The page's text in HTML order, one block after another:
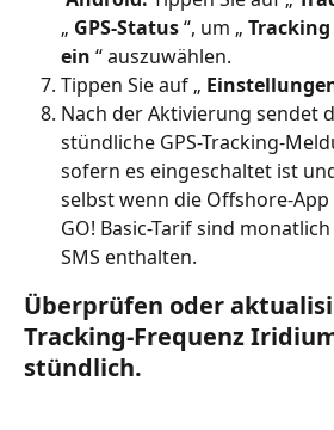
„ GPS-Status “, um „
ein “ auszuwählen.
Tippen Sie auf „
Nach der Aktivierung sendet
stündliche GPS-Tracking-
sofern es eingeschaltet ist
selbst wenn die Offshore-
GO! Basic-Tarif sind
SMS enthalten.
Überprüfen oder
Tracking-Frequenz
stündlich.